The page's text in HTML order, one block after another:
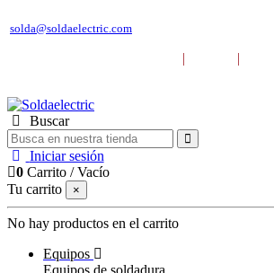
solda@soldaelectric.com
| |
Buscar
Iniciar sesión
0 Carrito /Vacío
Tu carrito
×
No hay productos en el carrito
Equipos
Equipos de soldadura